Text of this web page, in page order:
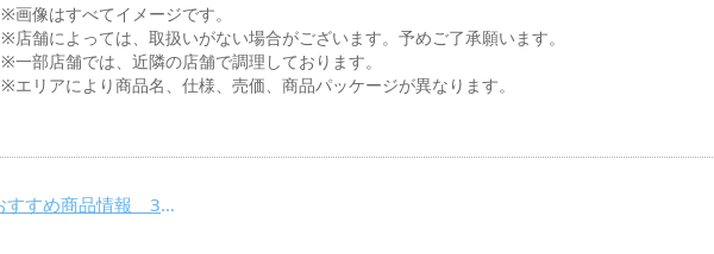
※画像はすべてイメージです。
※店舗によっては、取扱いがない場合がございます。予めご了承願います。
※一部店舗では、近隣の店舗で調理しております。
※エリアにより商品名、仕様、売価、商品パッケージが異なります。
まちかど厨房おすすめ商品情報 3月29日(火)